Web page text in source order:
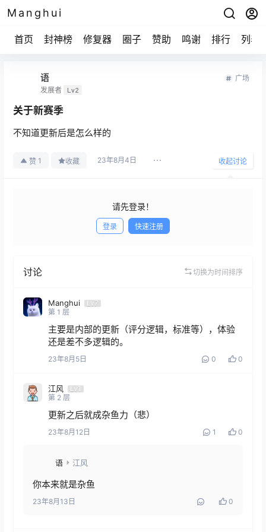
Manghui
首页 封神榜 修复器 圈子 赞助 鸣谢 排行 列表
语
发展者 Lv2
广场
关于新赛季
不知道更新后是怎么样的
赞 1 收藏 23年8月4日 收起讨论
请先登录！
登录 快速注册
讨论 切换为时间排序
Manghui
Lv7
第 1 层
主要是内部的更新（评分逻辑，标准等），体验
还是差不多逻辑的。
23年8月5日 0 0
江风
Lv1
第 2 层
更新之后就成杂鱼力（悲）
23年8月12日 1 0
语 江风
你本来就是杂鱼
23年8月13日 0